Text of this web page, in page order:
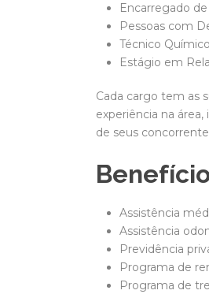
Encarregado
Pessoas com
Técnico
Estágio em
Cada cargo tem as
experiência na
de seus
Assistência
Assistência
Previdência
Programa de
Programa de